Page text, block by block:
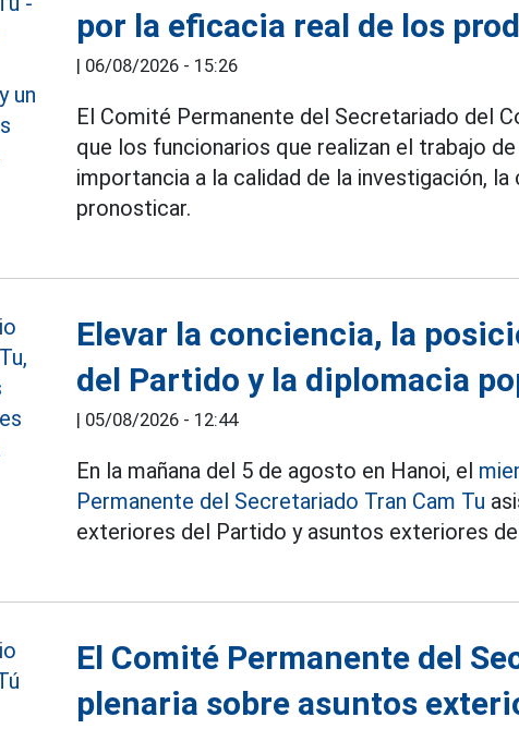
por la eficacia real de los
| 06/08/2026 - 15:26
El Comité Permanente del Secretariado del
que los funcionarios que realizan el trabajo
importancia a la calidad de la investigación,
pronosticar.
Elevar la conciencia, la
del Partido y la diplomacia
| 05/08/2026 - 12:44
En la mañana del 5 de agosto en Hanoi, el
Permanente del Secretariado Tran Cam Tu
exteriores del Partido y asuntos exteriores
El Comité Permanente del
plenaria sobre asuntos